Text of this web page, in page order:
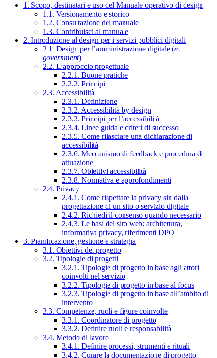
1. Scopo, destinatari e uso del Manuale operativo di design
1.1. Versionamento e storico
1.2. Consultazione del manuale
1.3. Contribuisci al manuale
2. Introduzione al design per i servizi pubblici digitali
2.1. Design per l’amministrazione digitale (e-
government)
2.2. L’approccio progettuale
2.2.1. Buone pratiche
2.2.2. Principi
2.3. Accessibilità
2.3.1. Definizione
2.3.2. Accessibilità by design
2.3.3. Principi per l’accessibilità
2.3.4. Linee guida e criteri di successo
2.3.5. Come rilasciare una dichiarazione di
accessibilità
2.3.6. Meccanismo di feedback e procedura di
attuazione
2.3.7. Obiettivi accessibilità
2.3.8. Normativa e approfondimenti
2.4. Privacy
2.4.1. Come rispettare la privacy sin dalla
progettazione di un sito o servizio digitale
2.4.2. Richiedi il consenso quando necessario
2.4.3. Le basi del sito web: architettura,
informativa privacy, riferimenti DPO
3. Pianificazione, gestione e strategia
3.1. Obiettivi del progetto
3.2. Tipologie di progetti
3.2.1. Tipologie di progetto in base agli attori
coinvolti nel servizio
3.2.2. Tipologie di progetto in base al focus
3.2.3. Tipologie di progetto in base all’ambito di
intervento
3.3. Competenze, ruoli e figure coinvolte
3.3.1. Coordinatore di progetto
3.3.2. Definire ruoli e responsabilità
3.4. Metodo di lavoro
3.4.1. Definire processi, strumenti e rituali
3.4.2. Curare la documentazione di progetto